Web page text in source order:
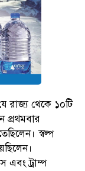
রাজ্য থেকে ১০টি
স্বল্প
এবং ট্রাম্প